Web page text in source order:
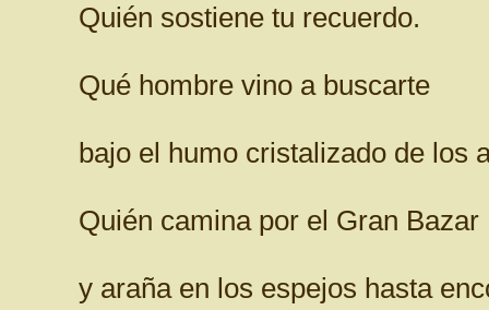
Quién sostiene tu recuerdo.
Qué hombre vino a buscarte
bajo el humo cristalizado de los
Quién camina por el Gran Bazar
y araña en los espejos hasta